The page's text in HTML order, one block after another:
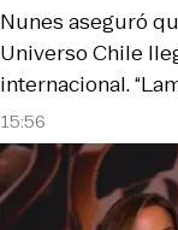
15:56
Nunes aseguró
Universo Chile
internacional.